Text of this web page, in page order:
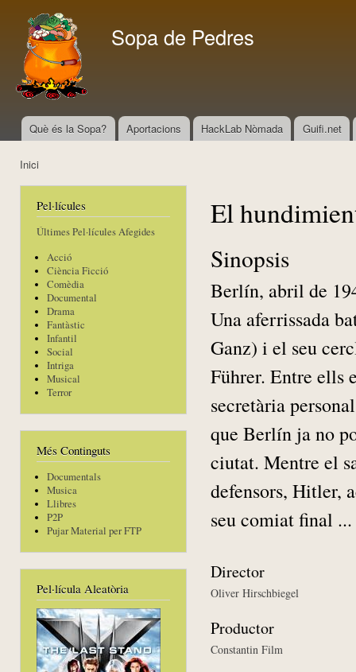
Sopa de Pedres
Menú principal
Què és la Sopa? Aportacions HackLab Nòmada Guifi.net
Inici
Pel·lícules
Últimes Pel·lícules Afegides
Acció
Ciència Ficció
Comèdia
Documental
Drama
Fantàstic
Infantil
Social
Intriga
Musical
Terror
Més Continguts
Documentals
Musica
Llibres
P2P
Pujar Material per FTP
Pel·lícula Aleatòria
El
Sinopsis
Berlín, abril de
Una aferrissada
Ganz) i el seu
Führer. Entre ells
secretària
que Berlín ja no
ciutat. Mentre el
defensors, Hitler,
seu comiat final ...
Director
Oliver Hirschbiegel
Productor
Constantin Film